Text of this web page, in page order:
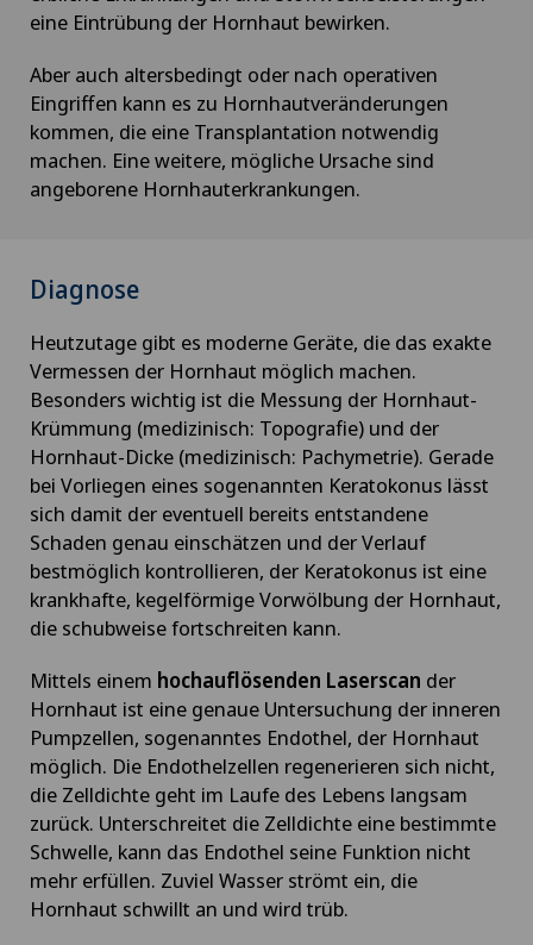
eine Eintrübung der Hornhaut bewirken.
Aber auch altersbedingt oder nach operativen
Eingriffen kann es zu Hornhautveränderungen
kommen, die eine Transplantation notwendig
machen. Eine weitere, mögliche Ursache sind
angeborene Hornhauterkrankungen.
Diagnose
Heutzutage gibt es moderne Geräte, die das exakte
Vermessen der Hornhaut möglich machen.
Besonders wichtig ist die Messung der Hornhaut-
Krümmung (medizinisch: Topografie) und der
Hornhaut-Dicke (medizinisch: Pachymetrie). Gerade
bei Vorliegen eines sogenannten Keratokonus lässt
sich damit der eventuell bereits entstandene
Schaden genau einschätzen und der Verlauf
bestmöglich kontrollieren, der Keratokonus ist eine
krankhafte, kegelförmige Vorwölbung der Hornhaut,
die schubweise fortschreiten kann.
Mittels einem hochauflösenden Laserscan der
Hornhaut ist eine genaue Untersuchung der inneren
Pumpzellen, sogenanntes Endothel, der Hornhaut
möglich. Die Endothelzellen regenerieren sich nicht,
die Zelldichte geht im Laufe des Lebens langsam
zurück. Unterschreitet die Zelldichte eine bestimmte
Schwelle, kann das Endothel seine Funktion nicht
mehr erfüllen. Zuviel Wasser strömt ein, die
Hornhaut schwillt an und wird trüb.